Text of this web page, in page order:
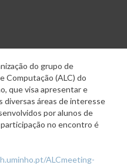
do grupo de
Computação (ALC) do
que visa apresentar e
áreas de interesse
por alunos de
no encontro é
ALCmeeting-